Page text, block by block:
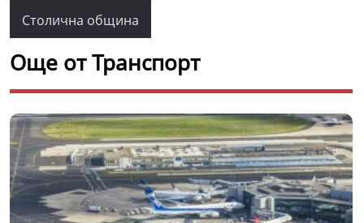
Столична община
Още от Транспорт